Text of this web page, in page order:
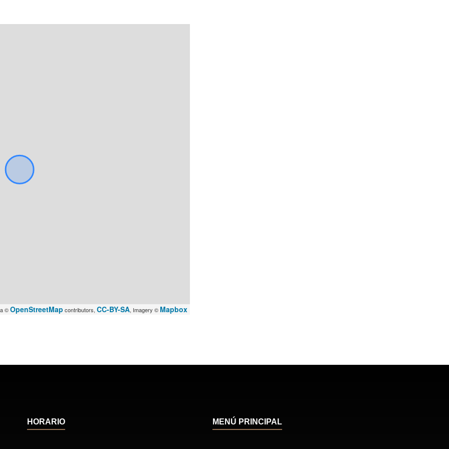
©OpenStreetMap contributors, CC-BY-SA, Imagery © Mapbox
HORARIO MENÚ PRINCIPAL